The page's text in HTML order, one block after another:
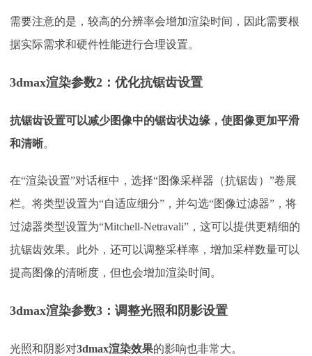
需要注意的是，较高的分辨率会增加渲染时间，因此需要根
据实际需求和硬件性能进行合理设置。
3dmax渲染参数2： 优化抗锯齿设置
抗锯齿设置可以减少图像中的锯齿状边缘，使图像更加平滑
和清晰。
在“渲染设置”对话框中，选择“图像采样器（抗锯齿）”卷展
栏。将类型设置为“自适应细分”，并勾选“图像过滤器”，将
过滤器类型设置为“Mitchell-Netravali”，这可以提供更精细的
抗锯齿效果。此外，还可以调整采样率，增加采样数量可以
提高图像的清晰度，但也会增加渲染时间。
3dmax渲染参数3： 调整光照和阴影设置
光照和阴影对3dmax渲染效果的影响也非常大。